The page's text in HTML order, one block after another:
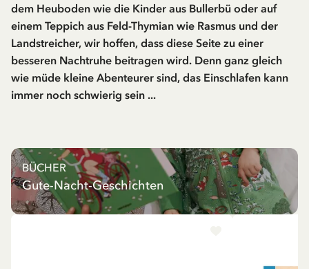
dem Heuboden wie die Kinder aus Bullerbü oder auf
einem Teppich aus Feld-Thymian wie Rasmus und der
Landstreicher, wir hoffen, dass diese Seite zu einer
besseren Nachtruhe beitragen wird. Denn ganz gleich
wie müde kleine Abenteurer sind, das Einschlafen kann
immer noch schwierig sein ...
BÜCHER
Gute-Nacht-Geschichten